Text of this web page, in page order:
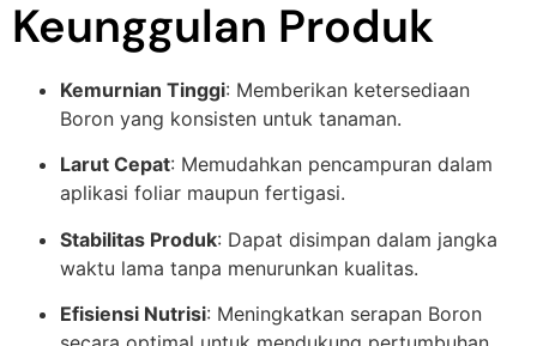
Keunggulan Produk
Kemurnian Tinggi: Memberikan ketersediaan
Boron yang konsisten untuk tanaman.
Larut Cepat: Memudahkan pencampuran dalam
aplikasi foliar maupun fertigasi.
Stabilitas Produk: Dapat disimpan dalam jangka
waktu lama tanpa menurunkan kualitas.
Efisiensi Nutrisi: Meningkatkan serapan Boron